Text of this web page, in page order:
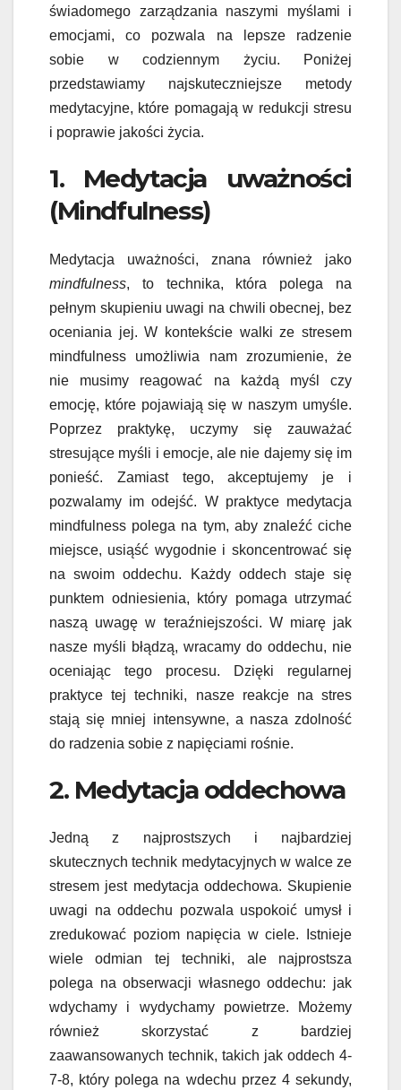
świadomego zarządzania naszymi myślami i
emocjami, co pozwala na lepsze radzenie
sobie w codziennym życiu. Poniżej
przedstawiamy najskuteczniejsze metody
medytacyjne, które pomagają w redukcji stresu
i poprawie jakości życia.
1. Medytacja uważności
(Mindfulness)
Medytacja uważności, znana również jako
mindfulness, to technika, która polega na
pełnym skupieniu uwagi na chwili obecnej, bez
oceniania jej. W kontekście walki ze stresem
mindfulness umożliwia nam zrozumienie, że
nie musimy reagować na każdą myśl czy
emocję, które pojawiają się w naszym umyśle.
Poprzez praktykę, uczymy się zauważać
stresujące myśli i emocje, ale nie dajemy się im
ponieść. Zamiast tego, akceptujemy je i
pozwalamy im odejść. W praktyce medytacja
mindfulness polega na tym, aby znaleźć ciche
miejsce, usiąść wygodnie i skoncentrować się
na swoim oddechu. Każdy oddech staje się
punktem odniesienia, który pomaga utrzymać
naszą uwagę w teraźniejszości. W miarę jak
nasze myśli błądzą, wracamy do oddechu, nie
oceniając tego procesu. Dzięki regularnej
praktyce tej techniki, nasze reakcje na stres
stają się mniej intensywne, a nasza zdolność
do radzenia sobie z napięciami rośnie.
2. Medytacja oddechowa
Jedną z najprostszych i najbardziej
skutecznych technik medytacyjnych w walce ze
stresem jest medytacja oddechowa. Skupienie
uwagi na oddechu pozwala uspokoić umysł i
zredukować poziom napięcia w ciele. Istnieje
wiele odmian tej techniki, ale najprostsza
polega na obserwacji własnego oddechu: jak
wdychamy i wydychamy powietrze. Możemy
również skorzystać z bardziej
zaawansowanych technik, takich jak oddech 4-
7-8, który polega na wdechu przez 4 sekundy,